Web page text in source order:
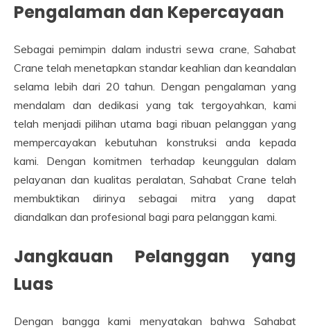
Pengalaman dan Kepercayaan
Sebagai pemimpin dalam industri sewa crane, Sahabat
Crane telah menetapkan standar keahlian dan keandalan
selama lebih dari 20 tahun. Dengan pengalaman yang
mendalam dan dedikasi yang tak tergoyahkan, kami
telah menjadi pilihan utama bagi ribuan pelanggan yang
mempercayakan kebutuhan konstruksi anda kepada
kami. Dengan komitmen terhadap keunggulan dalam
pelayanan dan kualitas peralatan, Sahabat Crane telah
membuktikan dirinya sebagai mitra yang dapat
diandalkan dan profesional bagi para pelanggan kami.
Jangkauan Pelanggan yang
Luas
Dengan bangga kami menyatakan bahwa Sahabat